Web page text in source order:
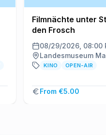
Filmnächte unter
den Frosch
08/29/2026, 08:00
Landesmuseum
KINO OPEN-AIR
From €5.00